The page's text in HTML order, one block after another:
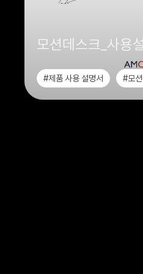
모션데스크_사용
#제품 사용 설명서 #모